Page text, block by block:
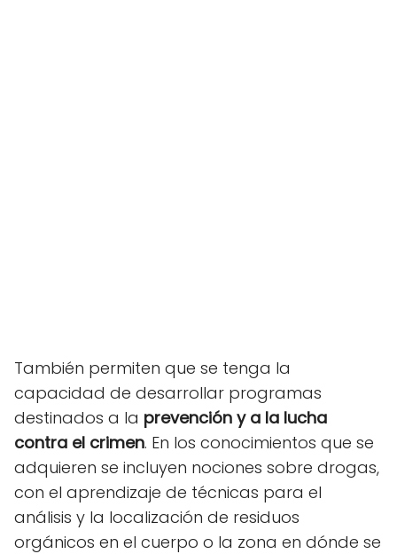
También permiten que se tenga la
capacidad de desarrollar programas
destinados a la prevención y a la lucha
contra el crimen. En los conocimientos que se
adquieren se incluyen nociones sobre drogas,
con el aprendizaje de técnicas para el
análisis y la localización de residuos
orgánicos en el cuerpo o la zona en dónde se